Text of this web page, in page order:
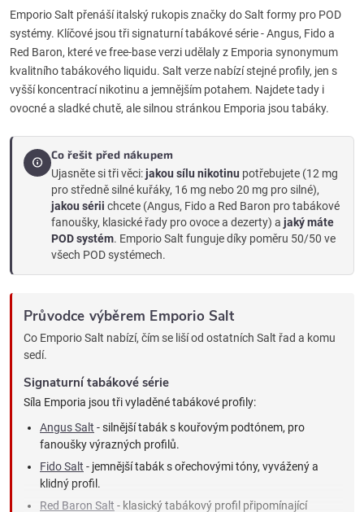
u
Emporio Salt přenáší italský rukopis značky do Salt formy pro POD
systémy. Klíčové jsou tři signaturní tabákové série - Angus, Fido a
Red Baron, které ve free-base verzi udělaly z Emporia synonymum
kvalitního tabákového liquidu. Salt verze nabízí stejné profily, jen s
vyšší koncentrací nikotinu a jemnějším potahem. Najdete tady i
ovocné a sladké chutě, ale silnou stránkou Emporia jsou tabáky.
Co řešit před nákupem
Ujasněte si tři věci:jakou sílu nikotinu potřebujete (12 mg
pro středně silné kuřáky, 16 mg nebo 20 mg pro silné),
jakou sérii chcete (Angus, Fido a Red Baron pro tabákové
fanoušky, klasické řady pro ovoce a dezerty) a jaký máte
POD systém. Emporio Salt funguje díky poměru 50/50 ve
všech POD systémech.
Průvodce výběrem Emporio Salt
Co Emporio Salt nabízí, čím se liší od ostatních Salt řad a komu
sedí.
Signaturní tabákové série
Síla Emporia jsou tři vyladěné tabákové profily:
Angus Salt - silnější tabák s kouřovým podtónem, pro
fanoušky výrazných profilů.
Fido Salt - jemnější tabák s ořechovými tóny, vyvážený a
klidný profil.
Red Baron Salt - klasický tabákový profil připomínající